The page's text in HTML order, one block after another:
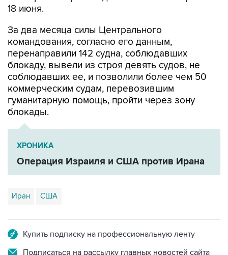
За два месяца силы Центрального
перенаправили 142 судна, соблюдавших
блокаду, вывели из строя девять судов, не
соблюдавших ее, и позволили более чем 50
коммерческим судам, перевозившим
гуманитарную помощь, пройти через зону
блокады.
ХРОНИКА
Операция Израиля и США против Ирана
Иран США
Подписаться на рассылку главных новостей сайта
Получать оперативные новости в официальном